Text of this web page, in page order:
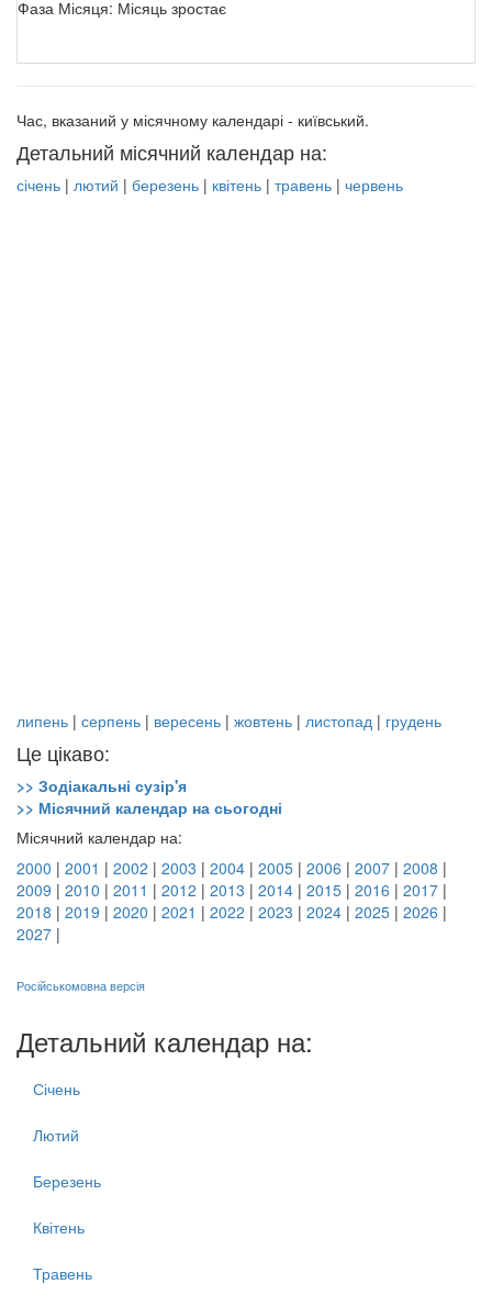
Фаза Місяця: Місяць зростає
Час, вказаний у місячному календарі - київський.
Детальний місячний календар на:
січень | лютий | березень | квітень | травень | червень
липень | серпень | вересень | жовтень | листопад | грудень
Це цікаво:
>> Зодіакальні сузір'я
>> Місячний календар на сьогодні
Місячний календар на:
2000 | 2001 | 2002 | 2003 | 2004 | 2005 | 2006 | 2007 | 2008 |
2009 | 2010 | 2011 | 2012 | 2013 | 2014 | 2015 | 2016 | 2017 |
2018 | 2019 | 2020 | 2021 | 2022 | 2023 | 2024 | 2025 | 2026 |
2027 |
Російськомовна версія
Детальний календар на:
Січень
Лютий
Березень
Квітень
Травень